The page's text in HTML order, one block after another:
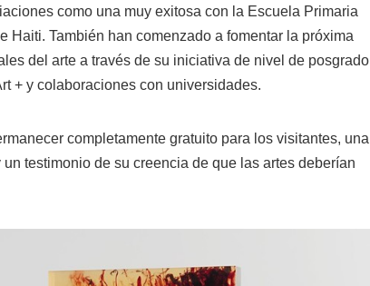
como una muy exitosa con la Escuela Primaria
Haiti. También han comenzado a fomentar la próxima
del arte a través de su iniciativa de nivel de posgrado
+ y colaboraciones con universidades.
completamente gratuito para los visitantes, una
testimonio de su creencia de que las artes deberían